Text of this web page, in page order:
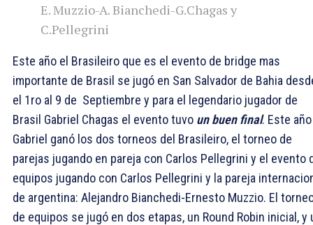
E. Muzzio-A. Bianchedi-G.Chagas y
C.Pellegrini
Este año el Brasileiro que es el evento de bridge mas
importante de Brasil se jugó en San Salvador de Bahia
el 1ro al 9 de Septiembre y para el legendario jugador de
Brasil Gabriel Chagas el evento tuvo un buen final. Este año
Gabriel ganó los dos torneos del Brasileiro, el torneo de
parejas jugando en pareja con Carlos Pellegrini y el evento
equipos jugando con Carlos Pellegrini y la pareja
de argentina: Alejandro Bianchedi-Ernesto Muzzio. El
de equipos se jugó en dos etapas, un Round Robin inicial, y